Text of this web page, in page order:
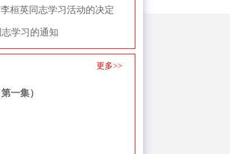
桓英同志学习活动的决定
学习的通知
更多>>
一集）